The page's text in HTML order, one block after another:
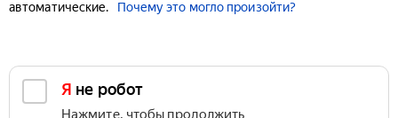
автоматические.
Почему это могло произойти?
Я не робот
Нажмите, чтобы продолжить